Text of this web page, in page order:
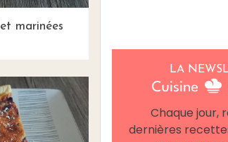
marinées
LA
Chaque jour,
dernières